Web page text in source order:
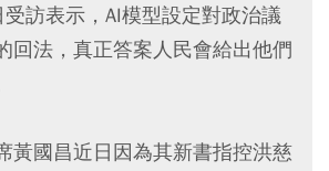
訪表示，AI模型設定對政治議
回法，真正答案人民會給出他們
黃國昌近日因為其新書指控洪慈